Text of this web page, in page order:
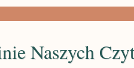
Naszych